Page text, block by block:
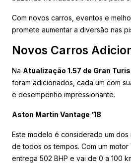
Com novos carros, eventos e
promete aumentar a diversão nas
Novos Carros
Na Atualização 1.57 de Gran
foram adicionados, cada um com
e desempenho impressionante.
Aston Martin Vantage ’18
Este modelo é considerado um dos
de todos os tempos. Com um
entrega 502 BHP e vai de 0 a 100